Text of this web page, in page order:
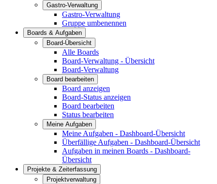
Gastro-Verwaltung
Gastro-Verwaltung
Gruppe umbenennen
Boards & Aufgaben
Board-Übersicht
Alle Boards
Board-Verwaltung - Übersicht
Board-Verwaltung
Board bearbeiten
Board anzeigen
Board-Status anzeigen
Board bearbeiten
Status bearbeiten
Meine Aufgaben
Meine Aufgaben - Dashboard-Übersicht
Überfällige Aufgaben - Dashboard-Übersicht
Aufgaben in meinen Boards - Dashboard-
Übersicht
Projekte & Zeiterfassung
Projektverwaltung